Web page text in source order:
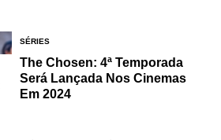
SÉRIES
The Chosen: 4ª Temporada
Será Lançada Nos Cinemas
Em 2024